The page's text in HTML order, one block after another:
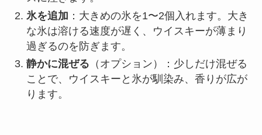
氷を追加 ：大きめの氷を1〜2個入れます。大き
な氷は溶ける速度が遅く、ウイスキーが薄まり
過ぎるのを防ぎます。
静かに混ぜる （オプション）：少しだけ混ぜる
ことで、ウイスキーと氷が馴染み、香りが広が
ります。